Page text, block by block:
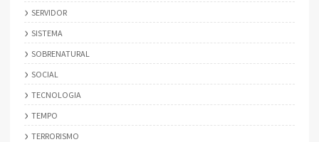
SERVIDOR
SISTEMA
SOBRENATURAL
SOCIAL
TECNOLOGIA
TEMPO
TERRORISMO